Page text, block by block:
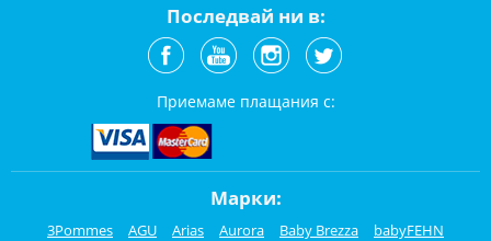
Последвай ни в:
Приемаме плащания с:
Марки:
3Pommes AGU Arias Aurora Baby Brezza
babyFEHN